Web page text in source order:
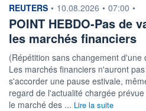
information fournie par
REUTERS • 10.08.2026 • 07:00 •
POINT HEBDO-Pas de
les marchés financiers
(Répétition sans changement
Les marchés financiers n'auront
s'accorder une pause estivale,
regard de l'actualité chargée
le marché des ... Lire la suite